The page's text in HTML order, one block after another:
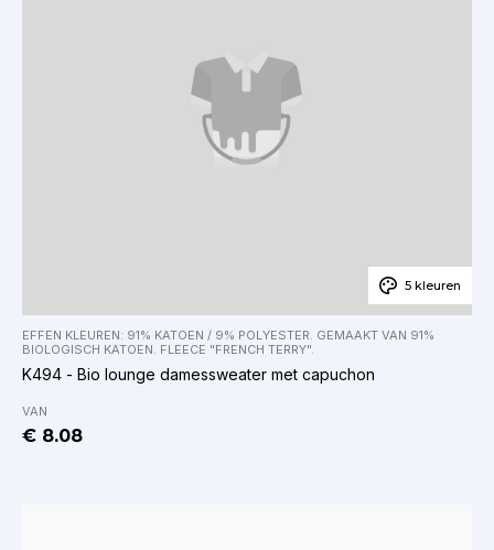
5 kleuren
EFFEN KLEUREN: 91% KATOEN / 9% POLYESTER. GEMAAKT VAN 91%
BIOLOGISCH KATOEN. FLEECE "FRENCH TERRY".
K494 - Bio lounge damessweater met capuchon
VAN
€ 8.08